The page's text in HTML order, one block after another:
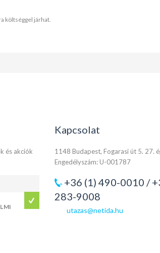
költséggel járhat.
és akciók
Kapcsolat
1148 Budapest, Fogarasi út 5. 27.
Engedélyszám: U-001787
+36 (1) 490-0010 /
283-9008
utazas@netida.hu